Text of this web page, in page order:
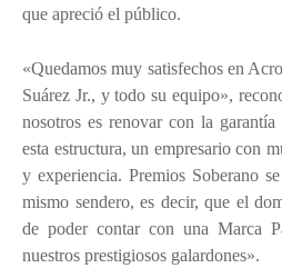
que apreció el público.
«Quedamos muy satisfechos en
Suárez Jr., y todo su equipo»,
nosotros es renovar con la
esta estructura, un empresario con
y experiencia. Premios Soberano
mismo sendero, es decir, que el
de poder contar con una Marca
nuestros prestigiosos galardones».